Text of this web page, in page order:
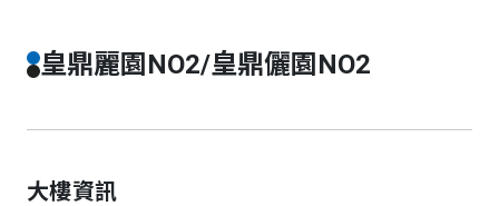
皇鼎麗園NO2/皇鼎儷園NO2
大樓資訊